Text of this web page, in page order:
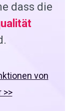
dass die
von
>>